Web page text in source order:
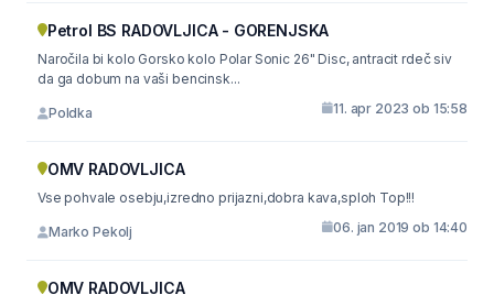
Petrol BS RADOVLJICA - GORENJSKA
Naročila bi kolo Gorsko kolo Polar Sonic 26" Disc, antracit rdeč siv
da ga dobum na vaši bencinsk...
Poldka 11. apr 2023 ob 15:58
OMV RADOVLJICA
Vse pohvale osebju,izredno prijazni,dobra kava,sploh Top!!!
Marko Pekolj 06. jan 2019 ob 14:40
OMV RADOVLJICA